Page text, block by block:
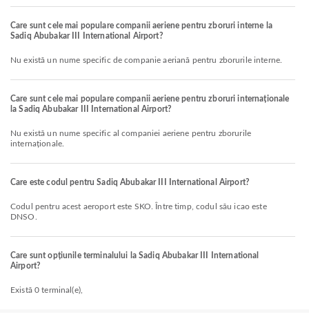
Care sunt cele mai populare companii aeriene pentru zboruri interne la
Sadiq Abubakar III International Airport?
Nu există un nume specific de companie aeriană pentru zborurile interne.
Care sunt cele mai populare companii aeriene pentru zboruri internaționale
la Sadiq Abubakar III International Airport?
Nu există un nume specific al companiei aeriene pentru zborurile
internaționale.
Care este codul pentru Sadiq Abubakar III International Airport?
Codul pentru acest aeroport este SKO. Între timp, codul său icao este
DNSO.
Care sunt opțiunile terminalului la Sadiq Abubakar III International
Airport?
Există 0 terminal(e),